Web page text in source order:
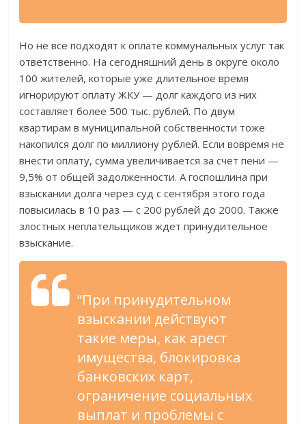
Но не все подходят к оплате коммунальных услуг так
ответственно. На сегодняшний день в округе около
100 жителей, которые уже длительное время
игнорируют оплату ЖКУ — долг каждого из них
составляет более 500 тыс. рублей. По двум
квартирам в муниципальной собственности тоже
накопился долг по миллиону рублей. Если вовремя не
внести оплату, сумма увеличивается за счет пени —
9,5% от общей задолженности. А госпошлина при
взыскании долга через суд с сентября этого года
повысилась в 10 раз — с 200 рублей до 2000. Также
злостных неплательщиков ждет принудительное
взыскание.
“При принудительном
взыскании действуют
такие меры, как арест
имущества, блокировка
банковских карт,
ограничение социальных
выплат и проблемы с